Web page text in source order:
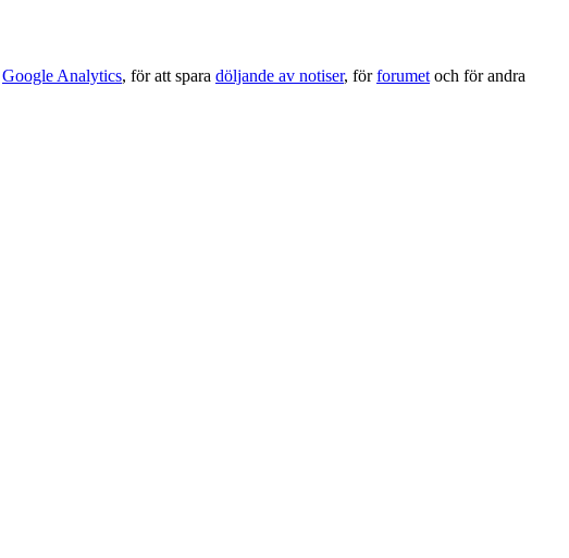
Google Analytics, för att spara döljande av notiser, förforumet och för andra